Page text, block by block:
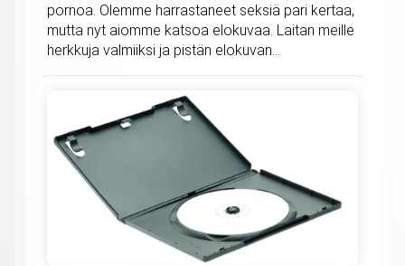
pornoa. Olemme harrastaneet seksiä pari kertaa,
mutta nyt aiomme katsoa elokuvaa. Laitan meille
herkkuja valmiiksi ja pistän elokuvan...